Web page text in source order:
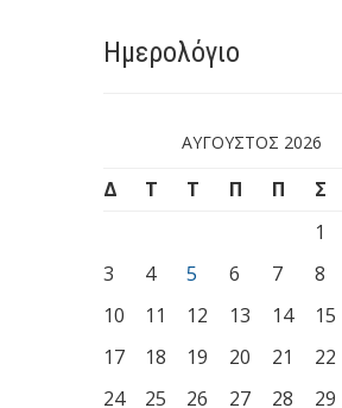
Ημερολόγιο
ΑΎΓΟΥΣΤΟΣ 2026
Δ Τ Τ Π Π Σ
1
3
4 5 6 7 8
10
11 12 13 14 15
17
18 19 20 21 22
24
25 26 27 28 29